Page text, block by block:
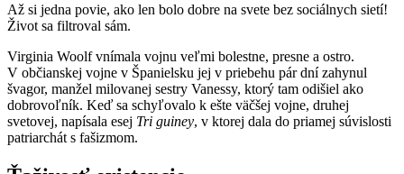
Až si jedna povie, ako len bolo dobre na svete bez sociálnych sietí!
Život sa filtroval sám.
Virginia Woolf vnímala vojnu veľmi bolestne, presne a ostro.
V občianskej vojne v Španielsku jej v priebehu pár dní zahynul
švagor, manžel milovanej sestry Vanessy, ktorý tam odišiel ako
dobrovoľník. Keď sa schyľovalo k ešte väčšej vojne, druhej
svetovej, napísala esej Tri guiney, v ktorej dala do priamej súvislosti
patriarchát s fašizmom.